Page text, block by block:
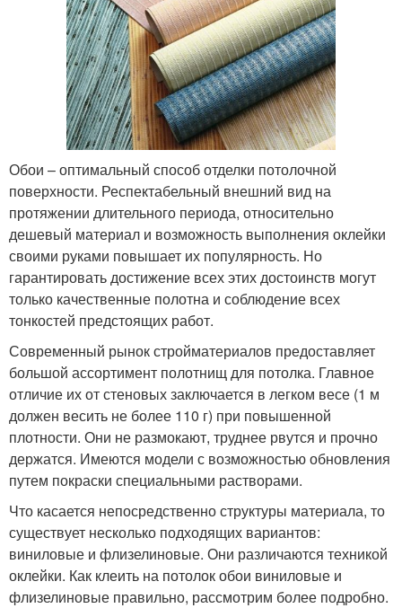
Обои – оптимальный способ отделки потолочной
поверхности. Респектабельный внешний вид на
протяжении длительного периода, относительно
дешевый материал и возможность выполнения оклейки
своими руками повышает их популярность. Но
гарантировать достижение всех этих достоинств могут
только качественные полотна и соблюдение всех
тонкостей предстоящих работ.
Современный рынок стройматериалов предоставляет
большой ассортимент полотнищ для потолка. Главное
отличие их от стеновых заключается в легком весе (1 м
должен весить не более 110 г) при повышенной
плотности. Они не размокают, труднее рвутся и прочно
держатся. Имеются модели с возможностью обновления
путем покраски специальными растворами.
Что касается непосредственно структуры материала, то
существует несколько подходящих вариантов:
виниловые и флизелиновые. Они различаются техникой
оклейки. Как клеить на потолок обои виниловые и
флизелиновые правильно, рассмотрим более подробно.